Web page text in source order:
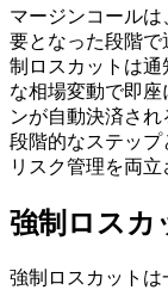
マージンコール
要となった段階
制ロスカットは
な相場変動で即
ンが自動決済さ
段階的なステッ
リスク管理を両立
強制ロスカ
強制ロスカット